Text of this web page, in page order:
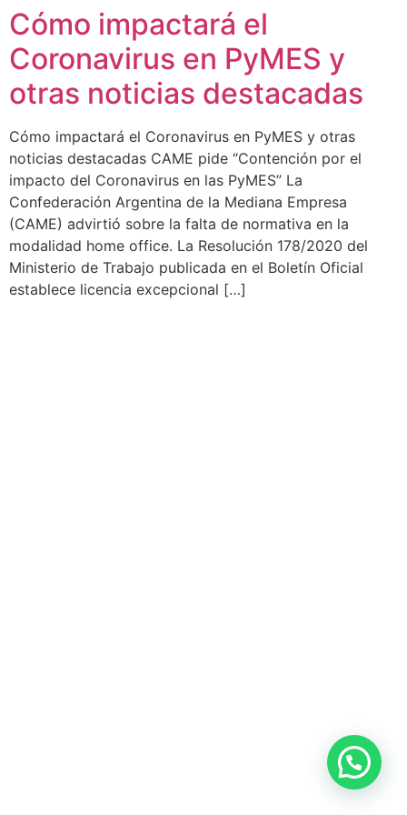
contenido
Cómo impactará el
Coronavirus en PyMES y
otras noticias destacadas
Cómo impactará el Coronavirus en PyMES y otras
noticias destacadas CAME pide “Contención por el
impacto del Coronavirus en las PyMES” La
Confederación Argentina de la Mediana Empresa
(CAME) advirtió sobre la falta de normativa en la
modalidad home office. La Resolución 178/2020 del
Ministerio de Trabajo publicada en el Boletín Oficial
establece licencia excepcional […]